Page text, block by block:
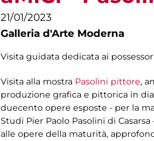
21/01/2023
Galleria d'Arte Moderna
Visita guidata dedicata ai
Visita alla mostra Pasolini pittore,
produzione grafica e pittorica in
duecento opere esposte - per la
Studi Pier Paolo Pasolini di
alle opere della maturità,